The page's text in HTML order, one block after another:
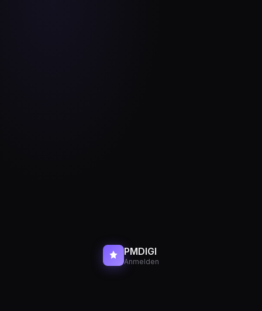
PMDIGI
Anmelden